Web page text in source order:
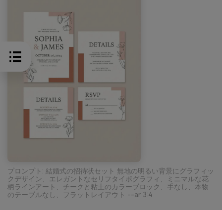
プロンプト: 結婚式の招待状セット 無地の明るい背景にグラフィッ
クデザイン、エレガントなセリフタイポグラフィ、ミニマルな花
柄ラインアート、チークと粘土のカラーブロック、手なし、本物
のテーブルなし、フラットレイアウト --ar 3:4